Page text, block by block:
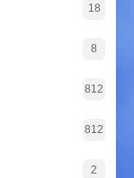
18
8
812
812
2